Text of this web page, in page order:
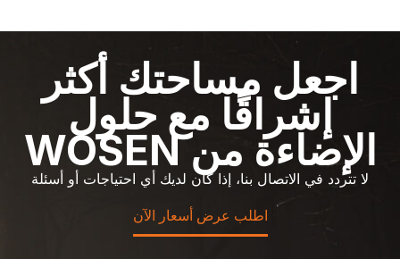
اجعل مساحتك أكثر
إشراقًا مع حلول
الإضاءة من WOSEN
لا تتردد في الاتصال بنا، إذا كان لديك أي احتياجات أو أسئلة
اطلب عرض أسعار الآن